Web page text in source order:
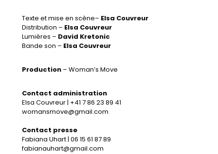
Texte et mise en scène– Elsa Couvreur
Distribution – Elsa Couvreur
Lumières – David Kretonic
Bande son – Elsa Couvreur
Production– Woman’s Move
Contact administration
Elsa Couvreur | +41 7 86 23 89 41
womansmove@gmail.com
Contact presse
Fabiana Uhart | 06 15 61 87 89
fabianauhart@gmail.com